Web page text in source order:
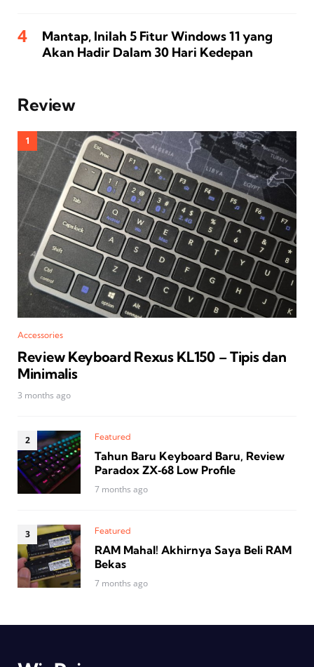
Mantap, Inilah 5 Fitur Windows 11 yang
Akan Hadir Dalam 30 Hari Kedepan
Review
Accessories
Review Keyboard Rexus KL150 – Tipis dan
Minimalis
3 months ago
Featured
Tahun Baru Keyboard Baru, Review
Paradox ZX‑68 Low Profile
7 months ago
Featured
RAM Mahal! Akhirnya Saya Beli RAM
Bekas
7 months ago